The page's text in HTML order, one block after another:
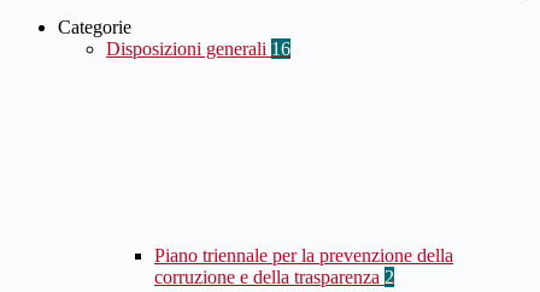
Categorie
Disposizioni generali 16
Piano triennale per la prevenzione della
corruzione e della trasparenza 2